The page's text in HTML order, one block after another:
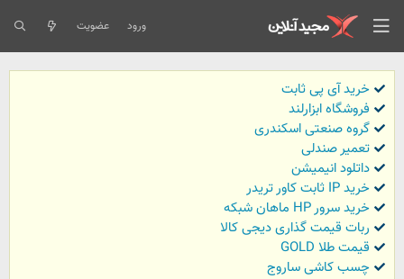
ورود عضویت
خرید آی پی ثابت
فروشگاه ابزارلند
گروه صنعتی اسکندری
تعمیر صندلی
داتلود انیمیشن
خرید IP ثابت کاور تریدر
خرید سرور HP ماهان شبکه
ربات قیمت گذاری دیجی کالا
قیمت طلا GOLD
چسب کاشی ساروج